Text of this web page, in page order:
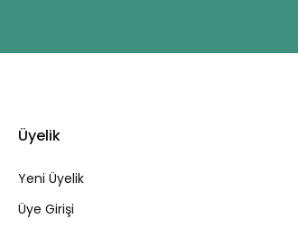
Üyelik
Yeni Üyelik
Üye Girişi